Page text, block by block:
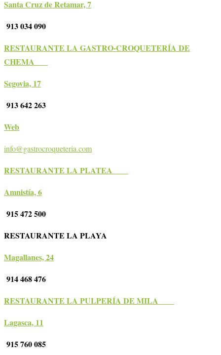
Santa Cruz de Retamar, 7
913 034 090
RESTAURANTE LA GASTRO-CROQUETERÍA DE
CHEMA
Segovia, 17
913 642 263
Web
info@gastrocroqueteria.com
RESTAURANTE LA PLATEA
Amnistía, 6
915 472 500
RESTAURANTE LA PLAYA
Magallanes, 24
914 468 476
RESTAURANTE LA PULPERÍA DE MILA
Lagasca, 11
915 760 085